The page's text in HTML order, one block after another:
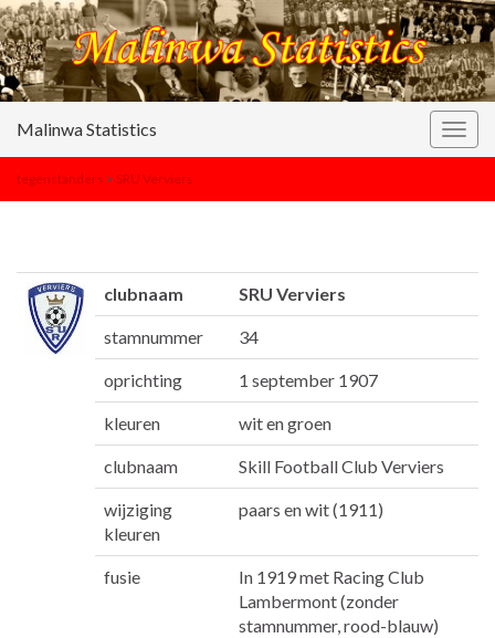
Malinwa Statistics
tegenstanders > SRU Verviers
clubnaam SRU Verviers
stamnummer 34
oprichting 1 september 1907
kleuren wit en groen
clubnaam Skill Football Club Verviers
wijziging
kleuren
paars en wit (1911)
fusie
In 1919 met Racing Club
Lambermont (zonder
stamnummer, rood-blauw)